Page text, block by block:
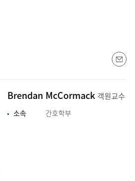
Brendan McCormack 객원교수
소속 간호학부